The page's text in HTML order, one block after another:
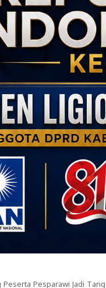
Peserta Pesparawi Jadi